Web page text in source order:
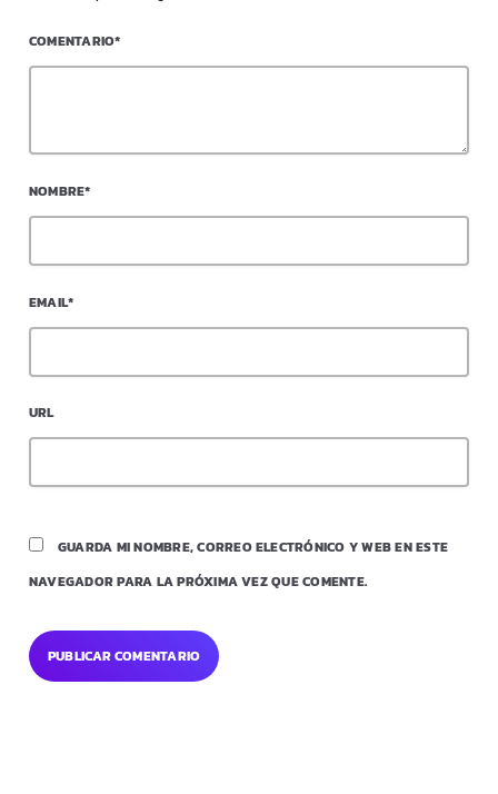
COMENTARIO*
NOMBRE*
EMAIL*
URL
GUARDA MI NOMBRE, CORREO ELECTRÓNICO Y WEB EN ESTE
NAVEGADOR PARA LA PRÓXIMA VEZ QUE COMENTE.